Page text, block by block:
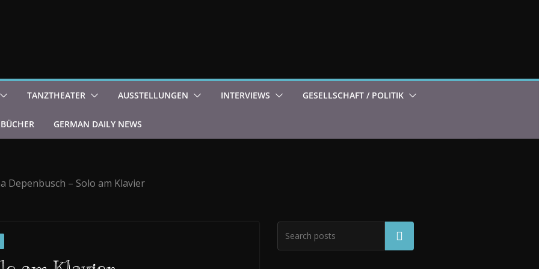
TANZTHEATER AUSSTELLUNGEN INTERVIEWS GESELLSCHAFT / POLITIK
BÜCHER GERMAN DAILY NEWS
Depenbusch – Solo am Klavier
Suchen